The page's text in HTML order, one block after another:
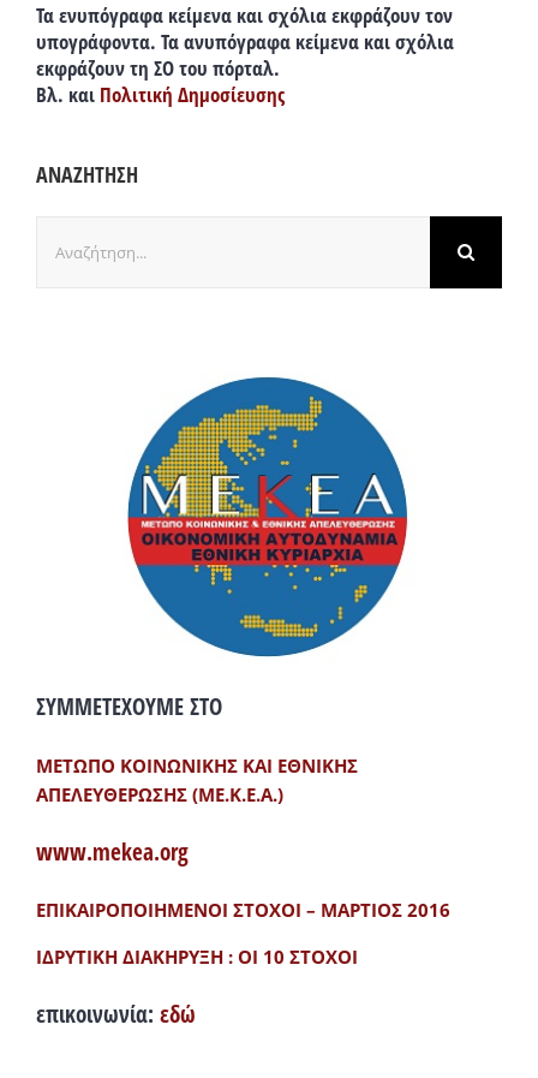
Τα ενυπόγραφα κείμενα και σχόλια εκφράζουν τον
υπογράφοντα. Τα ανυπόγραφα κείμενα και σχόλια
εκφράζουν τη ΣΟ του πόρταλ.
Βλ. και Πολιτική Δημοσίευσης
ΑΝΑΖΗΤΗΣΗ
για:
ΣΥΜΜΕΤΕΧΟΥΜΕ ΣΤΟ
ΜΕΤΩΠΟ ΚΟΙΝΩΝΙΚΗΣ ΚΑΙ ΕΘΝΙΚΗΣ
ΑΠΕΛΕΥΘΕΡΩΣΗΣ (ΜΕ.Κ.Ε.Α.)
www.mekea.org
ΕΠΙΚΑΙΡΟΠΟΙΗΜΕΝΟΙ ΣΤΟΧΟΙ – ΜΑΡΤΙΟΣ 2016
ΙΔΡΥΤΙΚΗ ΔΙΑΚΗΡΥΞΗ : ΟΙ 10 ΣΤΟΧΟΙ
επικοινωνία: εδώ